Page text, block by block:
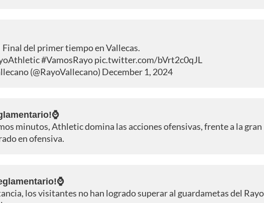
Final del primer tiempo en Vallecas.
#VamosRayo pic.twitter.com/bVrt2c0qJL
(@RayoVallecano) December 1, 2024
minutos, Athletic domina las acciones ofensivas, frente a la gran
en ofensiva.
los visitantes no han logrado superar al guardametas del